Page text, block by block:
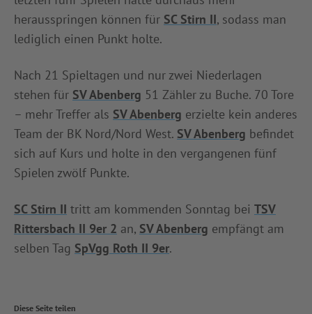
herausspringen können für SC Stirn II, sodass man
lediglich einen Punkt holte.
Nach 21 Spieltagen und nur zwei Niederlagen
stehen für SV Abenberg 51 Zähler zu Buche. 70 Tore
– mehr Treffer als SV Abenberg erzielte kein anderes
Team der BK Nord/Nord West. SV Abenberg befindet
sich auf Kurs und holte in den vergangenen fünf
Spielen zwölf Punkte.
SC Stirn II tritt am kommenden Sonntag bei TSV
Rittersbach II 9er 2 an, SV Abenberg empfängt am
selben Tag SpVgg Roth II 9er.
Diese Seite teilen